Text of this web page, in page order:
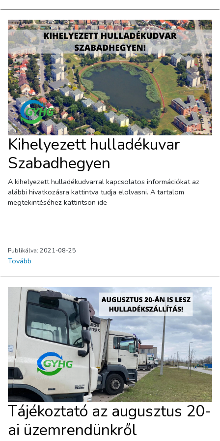
Kihelyezett hulladékuvar
Szabadhegyen
A kihelyezett hulladékudvarral kapcsolatos információkat az
alábbi hivatkozásra kattintva tudja elolvasni. A tartalom
megtekintéséhez kattintson ide
Publikálva: 2021-08-25
Tovább
Tájékoztató az augusztus 20-
ai üzemrendünkről